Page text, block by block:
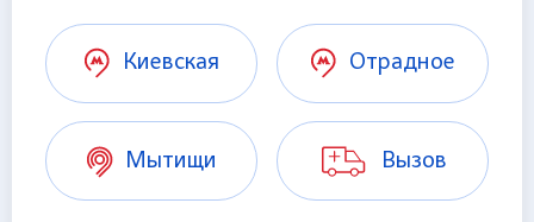
Киевская Отрадное
Мытищи Вызов